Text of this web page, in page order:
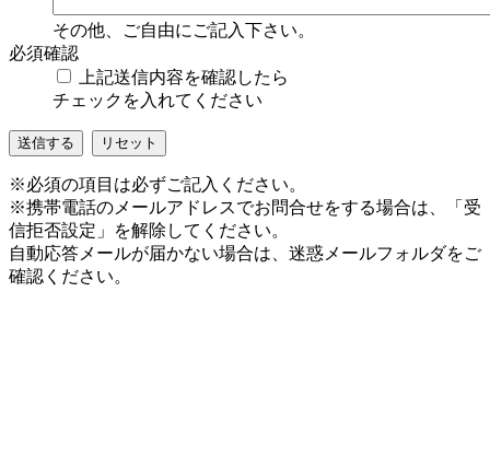
その他、ご自由にご記入下さい。
必須確認
上記送信内容を確認したら
チェックを入れてください
送信する リセット
※必須の項目は必ずご記入ください。
※携帯電話のメールアドレスでお問合せをする場合は、「受
信拒否設定」を解除してください。
自動応答メールが届かない場合は、迷惑メールフォルダをご
確認ください。